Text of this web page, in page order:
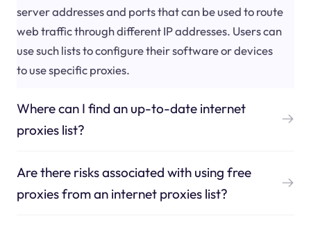
server addresses and ports that can be used to route
web traffic through different IP addresses. Users can
use such lists to configure their software or devices
to use specific proxies.
Where can I find an up-to-date internet
proxies list?
Are there risks associated with using free
proxies from an internet proxies list?